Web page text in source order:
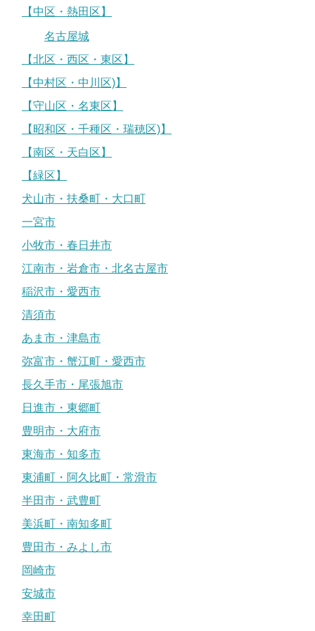
【中区・熱田区】
名古屋城
【北区・西区・東区】
【中村区・中川区)】
【守山区・名東区】
【昭和区・千種区・瑞穂区)】
【南区・天白区】
【緑区】
犬山市・扶桑町・大口町
一宮市
小牧市・春日井市
江南市・岩倉市・北名古屋市
稲沢市・愛西市
清須市
あま市・津島市
弥富市・蟹江町・愛西市
長久手市・尾張旭市
日進市・東郷町
豊明市・大府市
東海市・知多市
東浦町・阿久比町・常滑市
半田市・武豊町
美浜町・南知多町
豊田市・みよし市
岡崎市
安城市
幸田町